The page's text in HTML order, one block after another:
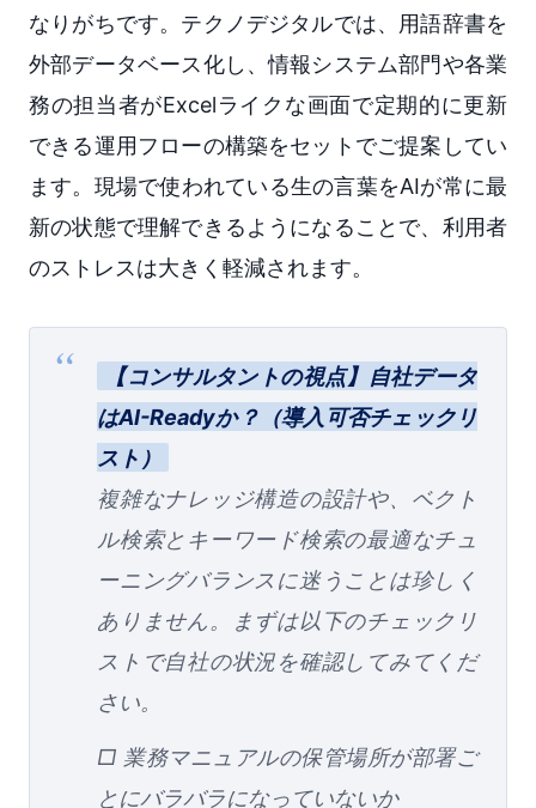
なりがちです。テクノデジタルでは、用語辞書を
外部データベース化し、情報システム部門や各業
務の担当者がExcelライクな画面で定期的に更新
できる運用フローの構築をセットでご提案してい
ます。現場で使われている生の言葉をAIが常に最
新の状態で理解できるようになることで、利用者
のストレスは大きく軽減されます。
【コンサルタントの視点】自社データ
はAI-Readyか？（導入可否チェックリ
スト）
複雑なナレッジ構造の設計や、ベクト
ル検索とキーワード検索の最適なチュ
ーニングバランスに迷うことは珍しく
ありません。まずは以下のチェックリ
ストで自社の状況を確認してみてくだ
さい。
□ 業務マニュアルの保管場所が部署ご
とにバラバラになっていないか